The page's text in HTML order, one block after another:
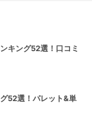
キング52選！口コミ
52選！パレット&単